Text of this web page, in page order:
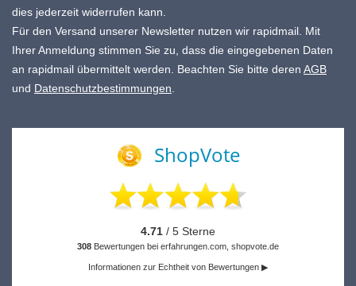
dies jederzeit widerrufen kann.
Für den Versand unserer Newsletter nutzen wir rapidmail. Mit
Ihrer Anmeldung stimmen Sie zu, dass die eingegebenen Daten
an rapidmail übermittelt werden. Beachten Sie bitte deren AGB
und Datenschutzbestimmungen
ShopVote
4.71 / 5 Sterne
308 Bewertungen bei erfahrungen.com, shopvote.de
Informationen zur Echtheit von Bewertungen ▶